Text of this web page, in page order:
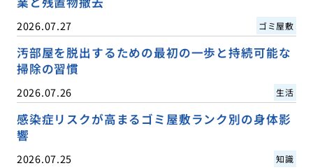
2026.07.27 ゴミ屋敷
汚部屋を脱出するための最初の一歩と持続可能な
掃除の習慣
2026.07.26 生活
感染症リスクが高まるゴミ屋敷ランク別の身体影
響
2026.07.25 知識